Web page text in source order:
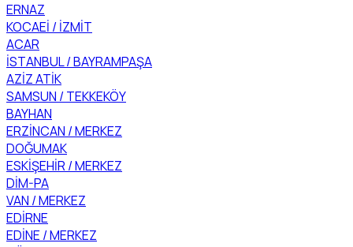
ERNAZ
KOCAEİ / İZMİT
ACAR
İSTANBUL / BAYRAMPAŞA
AZİZ ATİK
SAMSUN / TEKKEKÖY
BAYHAN
ERZİNCAN / MERKEZ
DOĞUMAK
ESKİŞEHİR / MERKEZ
DİM-PA
VAN / MERKEZ
EDİRNE
EDİNE / MERKEZ